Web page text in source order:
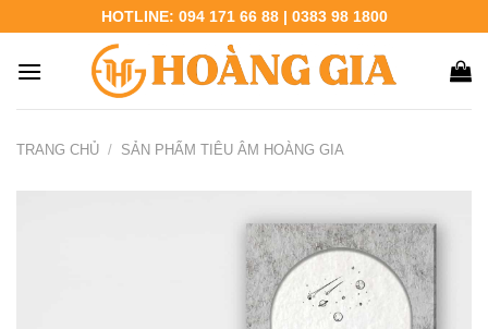
nội
HOTLINE: 094 171 66 88 | 0383 98 1800
TRANG CHỦ / SẢN PHẨM TIÊU ÂM HOÀNG GIA